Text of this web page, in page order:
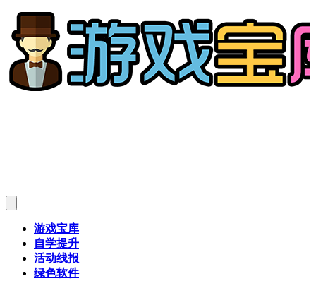
游戏宝库
自学提升
活动线报
绿色软件